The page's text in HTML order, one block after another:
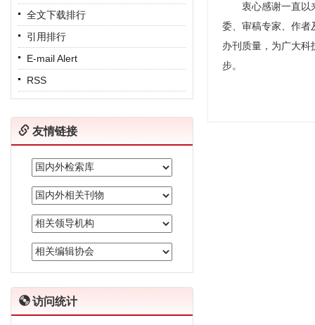
全文下载排行
引用排行
E-mail Alert
RSS
友情链接
访问统计
衷心感谢一直以来
委、审稿专家、作者
办刊质量，为广大
步。